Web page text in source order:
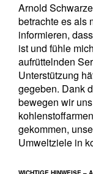
Arnold
betrachte es als
informieren,
ist und fühle
aufrüttelnden
Unterstützung
gegeben. Dank
bewegen wir
gekommen,
Umweltziele in